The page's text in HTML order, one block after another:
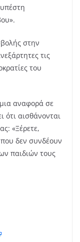
στην
τις
του
αναφορά σε
αισθάνονται
«Ξέρετε,
που δεν συνδέουν
παιδιών τους